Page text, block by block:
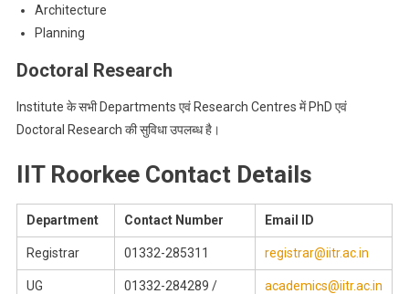
Architecture
Planning
Doctoral Research
Institute के सभी Departments एवं Research Centres में PhD एवं
Doctoral Research की सुविधा उपलब्ध है।
IIT Roorkee Contact Details
Department Contact Number Email ID
Registrar 01332-285311 registrar@iitr.ac.in
UG
01332-284289 /
academics@iitr.ac.in